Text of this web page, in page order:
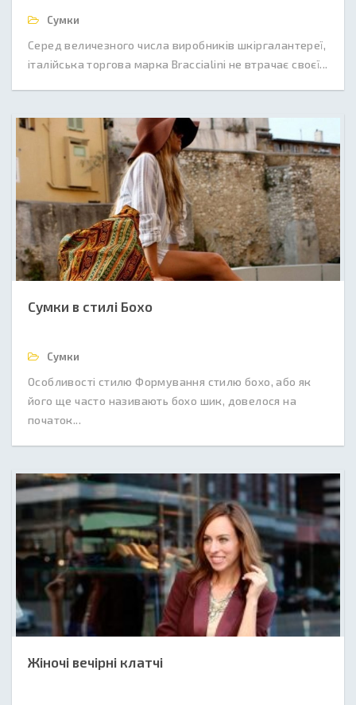
Сумки
Серед величезного числа виробників шкіргалантереї,
італійська торгова марка Braccialini не втрачає своєї...
Сумки в стилі Бохо
Сумки
Особливості стилю Формування стилю бохо, або як
його ще часто називають бохо шик, довелося на
початок...
Жіночі вечірні клатчі